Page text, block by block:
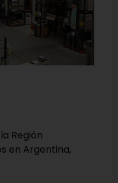
Región
en Argentina,